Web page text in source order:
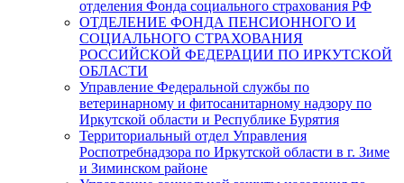
отделения Фонда социального страхования РФ
ОТДЕЛЕНИЕ ФОНДА ПЕНСИОННОГО И
СОЦИАЛЬНОГО СТРАХОВАНИЯ
РОССИЙСКОЙ ФЕДЕРАЦИИ ПО ИРКУТСКОЙ
ОБЛАСТИ
Управление Федеральной службы по
ветеринарному и фитосанитарному надзору по
Иркутской области и Республике Бурятия
Территориальный отдел Управления
Роспотребнадзора по Иркутской области в г. Зиме
и Зиминском районе